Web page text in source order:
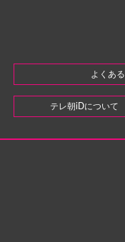
よくあ
テレ朝iDについて